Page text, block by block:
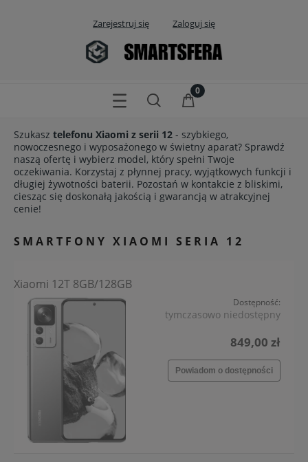
Zarejestruj się Zaloguj się
Szukasz telefonu Xiaomi z serii 12 - szybkiego,
nowoczesnego i wyposażonego w świetny aparat? Sprawdź
naszą ofertę i wybierz model, który spełni Twoje
oczekiwania. Korzystaj z płynnej pracy, wyjątkowych funkcji i
długiej żywotności baterii. Pozostań w kontakcie z bliskimi,
ciesząc się doskonałą jakością i gwarancją w atrakcyjnej
cenie!
SMARTFONY XIAOMI SERIA 12
Xiaomi 12T 8GB/128GB
Dostępność:
tymczasowo niedostępny
849,00 zł
Powiadom o dostępności